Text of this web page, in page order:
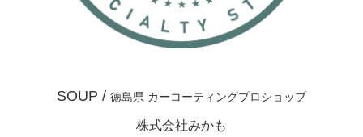
SOUP / 徳島県 カーコーティングプロショップ
株式会社みかも